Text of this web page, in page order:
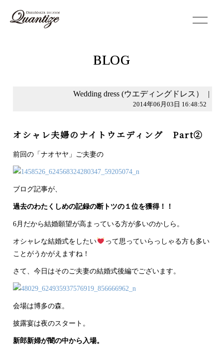
BLOG
Wedding dress (ウエディングドレス） |
2014年06月03日 16:48:52
オシャレ夫婦のナイトウエディング Part②
前回の「ナオヤヤ」ご夫妻の
ブログ記事が、
過去のわたくしめの記録の断トツの１位を獲得！！
6月だから結婚願望が高まっている方が多いのかしら。
オシャレな結婚式をしたい
って思っていらっしゃる方も多い
ことがうかがえますね！
さて、今日はそのご夫妻の結婚式後編でございます。
会場は博多の森。
披露宴は夜のスタート。
新郎新婦が闇の中から入場。